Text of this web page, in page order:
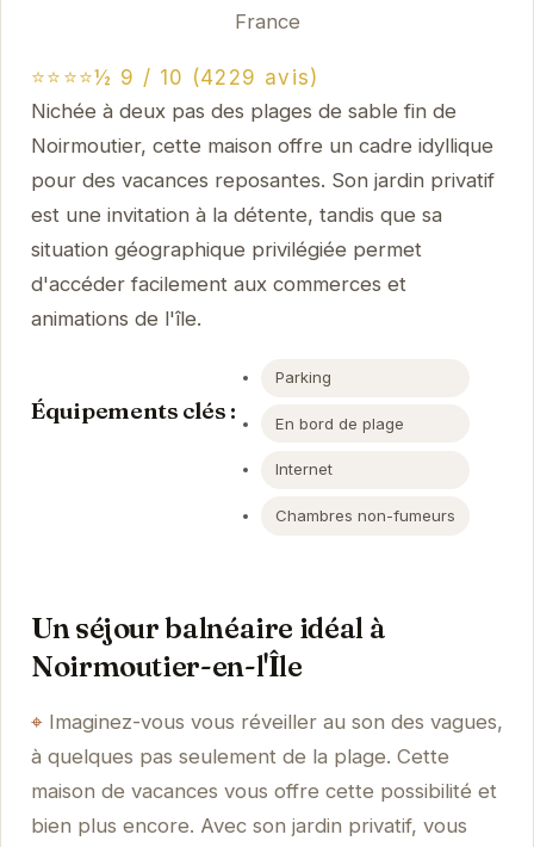
France
⭐⭐⭐⭐½ 9 / 10 (4229 avis)
Nichée à deux pas des plages de sable fin de
Noirmoutier, cette maison offre un cadre idyllique
pour des vacances reposantes. Son jardin privatif
est une invitation à la détente, tandis que sa
situation géographique privilégiée permet
d'accéder facilement aux commerces et
animations de l'île.
Équipements clés :
Parking
En bord de plage
Internet
Chambres non-fumeurs
Un séjour balnéaire idéal à
Noirmoutier-en-l'Île
Imaginez-vous vous réveiller au son des vagues,
à quelques pas seulement de la plage. Cette
maison de vacances vous offre cette possibilité et
bien plus encore. Avec son jardin privatif, vous